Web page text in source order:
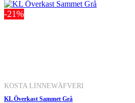
-21%
KOSTA LINNEWÄFVERI
KL Överkast Sammet Grå